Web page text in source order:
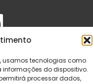
usamos tecnologias como
do dispositivo.
processar dados,